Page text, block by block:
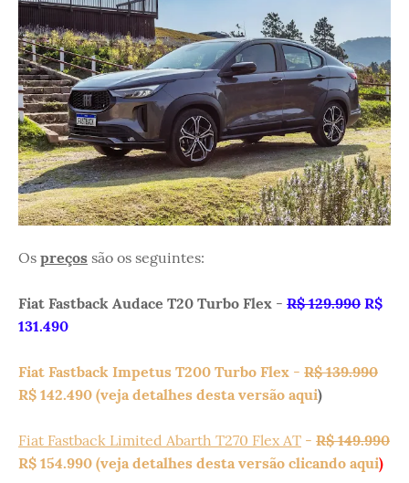
Os preços são os seguintes:
Fiat Fastback Audace T20 Turbo Flex - R$ 129.990 R$
131.490
Fiat Fastback Impetus T200 Turbo Flex - R$ 139.990
R$ 142.490 (veja detalhes desta versão aqui)
Fiat Fastback Limited Abarth T270 Flex AT - R$ 149.990
R$ 154.990 (veja detalhes desta versão clicando aqui)